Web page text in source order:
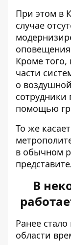
При этом в
случае
оповещения
Кроме того,
части
о
сотрудники
помощью
То же
в обычном
В
Ранее
области